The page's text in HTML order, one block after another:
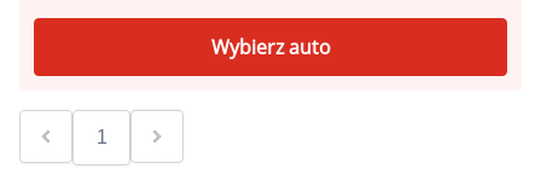
Wybierz auto